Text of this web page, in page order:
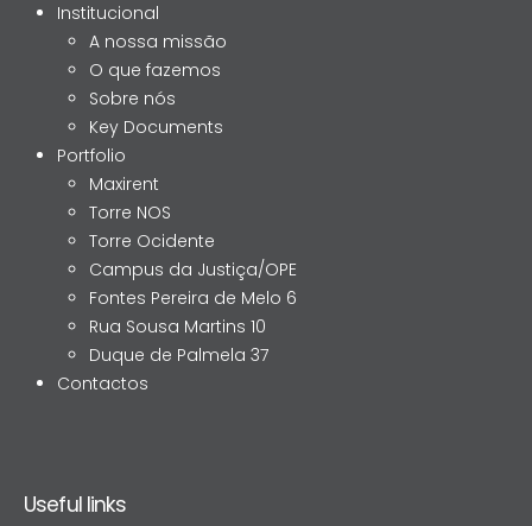
Institucional
A nossa missão
O que fazemos
Sobre nós
Key Documents
Portfolio
Maxirent
Torre NOS
Torre Ocidente
Campus da Justiça/OPE
Fontes Pereira de Melo 6
Rua Sousa Martins 10
Duque de Palmela 37
Contactos
Useful links